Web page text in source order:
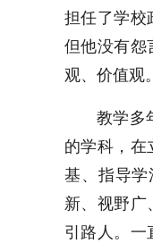
担任了学校
但他没有怨
观、价值观。
教学多
的学科，在
基、指导
新、视野广
引路人。一